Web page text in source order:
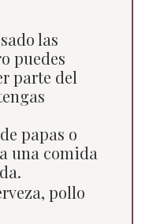
las
puedes
parte del
papas o
una comida
pollo